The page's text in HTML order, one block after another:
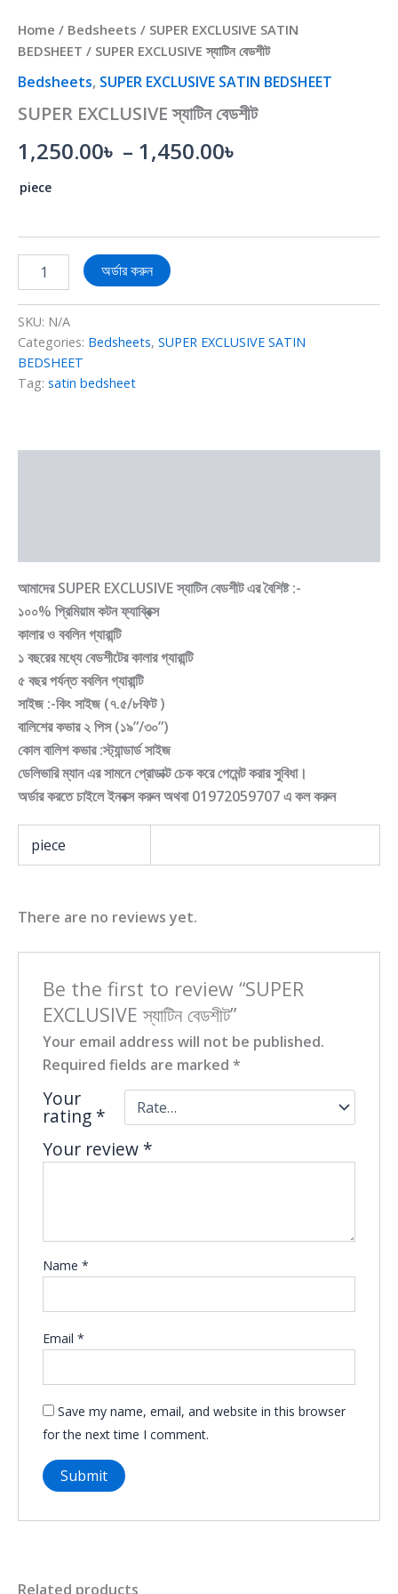
Home / Bedsheets / SUPER EXCLUSIVE SATIN
BEDSHEET / SUPER EXCLUSIVE স্যাটিন বেডশীট
Bedsheets, SUPER EXCLUSIVE SATIN BEDSHEET
SUPER EXCLUSIVE স্যাটিন বেডশীট
1,250.00৳ – 1,450.00৳
piece
অর্ডার করুন
SKU: N/A
Categories: Bedsheets, SUPER EXCLUSIVE SATIN
BEDSHEET
Tag: satin bedsheet
আমাদের SUPER EXCLUSIVE স্যাটিন বেডশীট এর বৈশিষ্ট :-
১০০% প্রিমিয়াম কটন ফ্যাব্রিক্স
কালার ও ববলিন গ্যারান্টি
১ বছরের মধ্যে বেডশীটের কালার গ্যারান্টি
৫ বছর পর্যন্ত ববলিন গ্যারান্টি
সাইজ :-কিং সাইজ (৭.৫/৮ফিট )
বালিশের কভার ২ পিস (১৯”/৩০”)
কোল বালিশ কভার :স্ট্যান্ডার্ড সাইজ
ডেলিভারি ম্যান এর সামনে প্রোডাক্ট চেক করে পেমেন্ট করার সুবিধা।
অর্ডার করতে চাইলে ইনবক্স করুন অথবা 01972059707 এ কল করুন
piece
There are no reviews yet.
Be the first to review “SUPER
EXCLUSIVE স্যাটিন বেডশীট”
Your email address will not be published.
Required fields are marked *
Your
rating *
Your review *
Name *
Email *
Save my name, email, and website in this browser
for the next time I comment.
Related products